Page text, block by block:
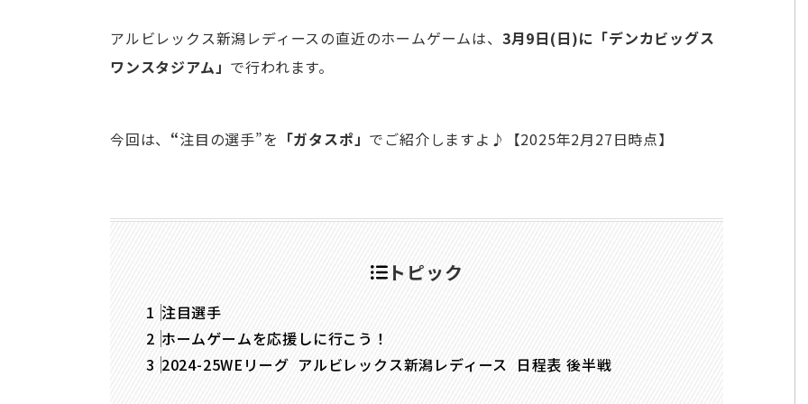
アルビレックス新潟レディースの直近のホームゲームは、 3月9日(日)に「デンカビッグス
ワンスタジアム」 で行われます。
今回は、 “注目の選手”を 「ガタスポ」 でご紹介しますよ♪【2025年2月27日時点】
トピック
注目選手
ホームゲームを応援しに行こう！
2024-25WEリーグ アルビレックス新潟レディース 日程表 後半戦